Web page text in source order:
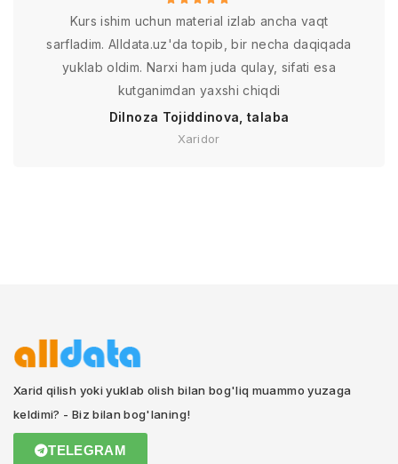
Kurs ishim uchun material izlab ancha vaqt
sarfladim. Alldata.uz'da topib, bir necha daqiqada
yuklab oldim. Narxi ham juda qulay, sifati esa
kutganimdan yaxshi chiqdi
Dilnoza Tojiddinova, talaba
Xaridor
Xarid qilish yoki yuklab olish bilan bog'liq muammo yuzaga
keldimi? - Biz bilan bog'laning!
TELEGRAM